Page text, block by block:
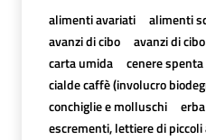
alimenti avariati
alimenti
avanzi di cibo
avanzi di cibo
carta umida
cenere spenta
cialde caffè (involucro
conchiglie e molluschi
erba
escrementi, lettiere di